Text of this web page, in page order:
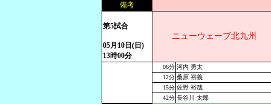
備考
第5試合
05月10日(日)
13時00分
ニューウェーブ北九州
06分 河内 勇太
12分 桑原 裕義
15分 佐野 裕哉
42分 長谷川 太郎